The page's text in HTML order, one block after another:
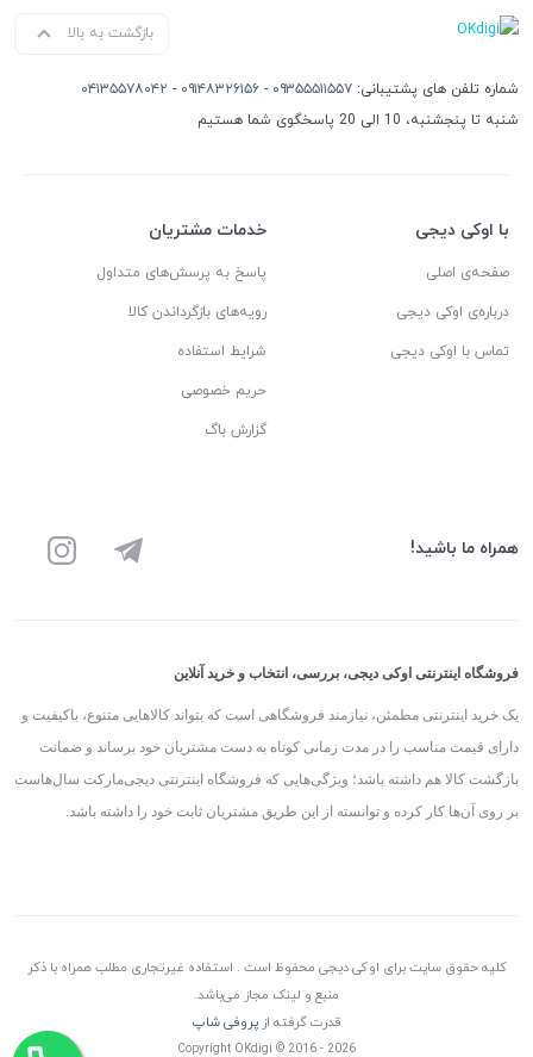
بازگشت به بالا
شماره تلفن های پشتیبانی: ۰۹۳۵۵۵۱۱۵۵۷ - ۰۹۱۴۸۳۲۶۱۵۶ - ۰۴۱۳۵۵۷۸۰۴۲
شنبه تا پنجشنبه، 10 الی 20 پاسخگوی شما هستیم
با اوکی دیجی
صفحه‌ی اصلی
درباره‌ی اوکی دیجی
تماس با اوکی دیجی
خدمات مشتریان
پاسخ به پرسش‌های متداول
رویه‌های بازگرداندن کالا
شرایط استفاده
حریم خصوصی
گزارش باگ
همراه ما باشید!
فروشگاه اینترنتی اوکی دیجی، بررسی، انتخاب و خرید آنلاین
یک خرید اینترنتی مطمئن، نیازمند فروشگاهی است که بتواند کالاهایی متنوع، باکیفیت و
دارای قیمت مناسب را در مدت زمانی کوتاه به دست مشتریان خود برساند و ضمانت
بازگشت کالا هم داشته باشد؛ ویژگی‌هایی که فروشگاه اینترنتی دیجی‌مارکت سال‌هاست
بر روی آن‌ها کار کرده و توانسته از این طریق مشتریان ثابت خود را داشته باشد.
کلیه حقوق سایت برای اوکی دیجی محفوظ است . استفاده غیرتجاری مطلب همراه با ذکر
منبع و لینک مجاز می‌باشد.
قدرت گرفته ازپروفی شاپ
Copyright OKdigi © 2016 - 2026